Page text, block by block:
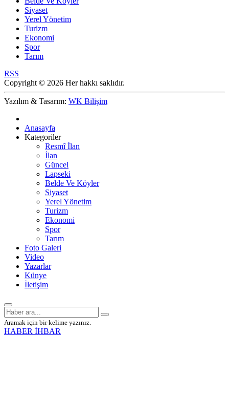
Siyaset
Yerel Yönetim
Turizm
Ekonomi
Spor
Tarım
RSS
Copyright © 2026 Her hakkı saklıdır.
Yazılım & Tasarım: WK Bilişim
Anasayfa
Kategoriler
Resmî İlan
İlan
Güncel
Lapseki
Belde Ve Köyler
Siyaset
Yerel Yönetim
Turizm
Ekonomi
Spor
Tarım
Foto Galeri
Video
Yazarlar
Künye
İletişim
Aramak için bir kelime yazınız.
HABER İHBAR